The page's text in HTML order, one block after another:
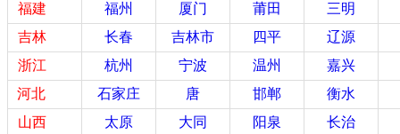
福建
福州 厦门 莆田
三明
吉林
长春 吉林市 四平
辽源
浙江
杭州 宁波 温州
嘉兴
河北
石家庄 唐 邯郸
衡水
山西
太原 大同 阳泉
长治